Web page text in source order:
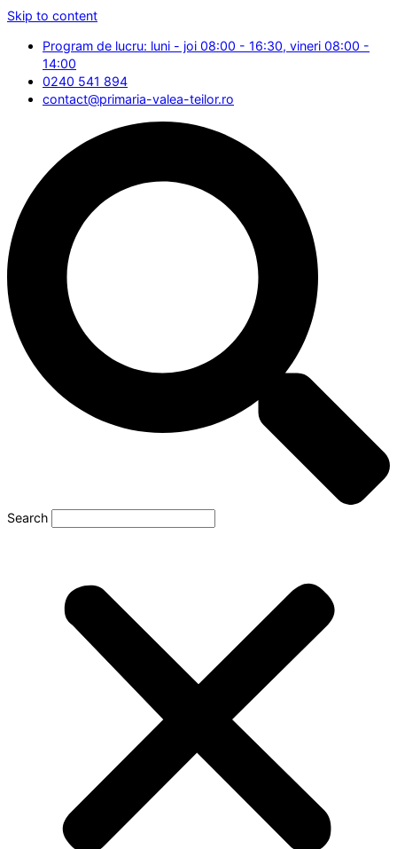
Skip to content
Program de lucru: luni - joi 08:00 - 16:30, vineri 08:00 -
14:00
0240 541 894
contact@primaria-valea-teilor.ro
Search